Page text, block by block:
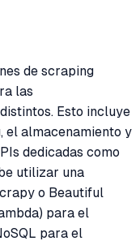
de scraping
las
Esto incluye
el almacenamiento y
dedicadas como
utilizar una
o Beautiful
para el
para el